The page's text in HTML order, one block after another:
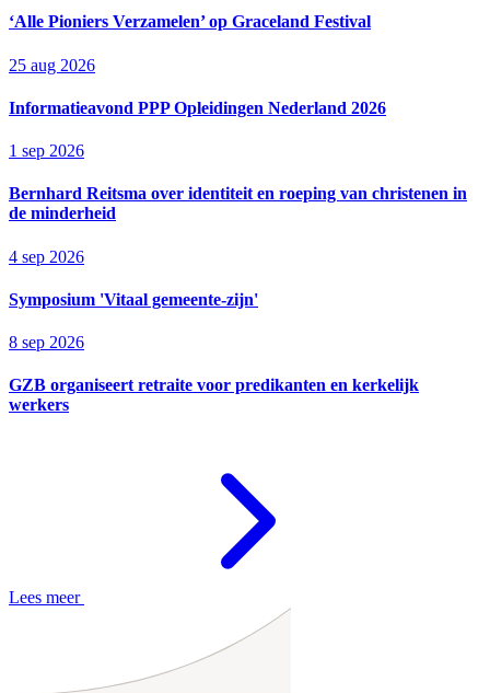
‘Alle Pioniers Verzamelen’ op Graceland Festival
25 aug 2026
Informatieavond PPP Opleidingen Nederland 2026
1 sep 2026
Bernhard Reitsma over identiteit en roeping van christenen in
de minderheid
4 sep 2026
Symposium 'Vitaal gemeente-zijn'
8 sep 2026
GZB organiseert retraite voor predikanten en kerkelijk
werkers
Lees meer